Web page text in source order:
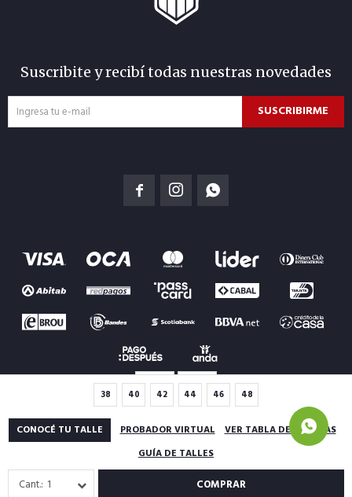
38 40 42 44 46 48
CONOCÉ TU TALLE PROBADOR VIRTUAL VER TABLA DE MEDIDAS
GUÍA DE TALLES
1 COMPRAR
Suscribite y recibí todas nuestras novedades
SUSCRIBIRME
  
© Copyright 2026 / Basefield Términos y condiciones